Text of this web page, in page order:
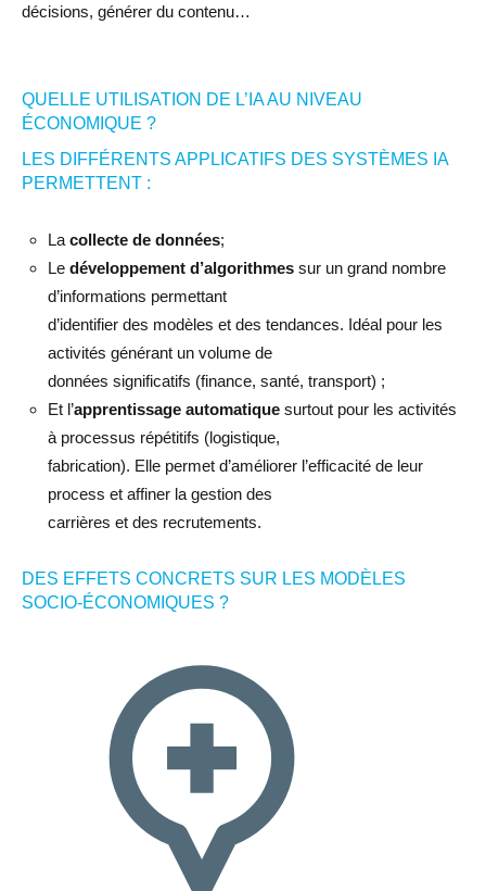
décisions, générer du contenu…
QUELLE UTILISATION DE L’IA AU NIVEAU
ÉCONOMIQUE ?
LES DIFFÉRENTS APPLICATIFS DES SYSTÈMES IA
PERMETTENT :
La collecte de données;
Le développement d’algorithmes sur un grand nombre
d’informations permettant
d’identifier des modèles et des tendances. Idéal pour les
activités générant un volume de
données significatifs (finance, santé, transport) ;
Et l’apprentissage automatique surtout pour les activités
à processus répétitifs (logistique,
fabrication). Elle permet d’améliorer l’efficacité de leur
process et affiner la gestion des
carrières et des recrutements.
DES EFFETS CONCRETS SUR LES MODÈLES
SOCIO-ÉCONOMIQUES ?